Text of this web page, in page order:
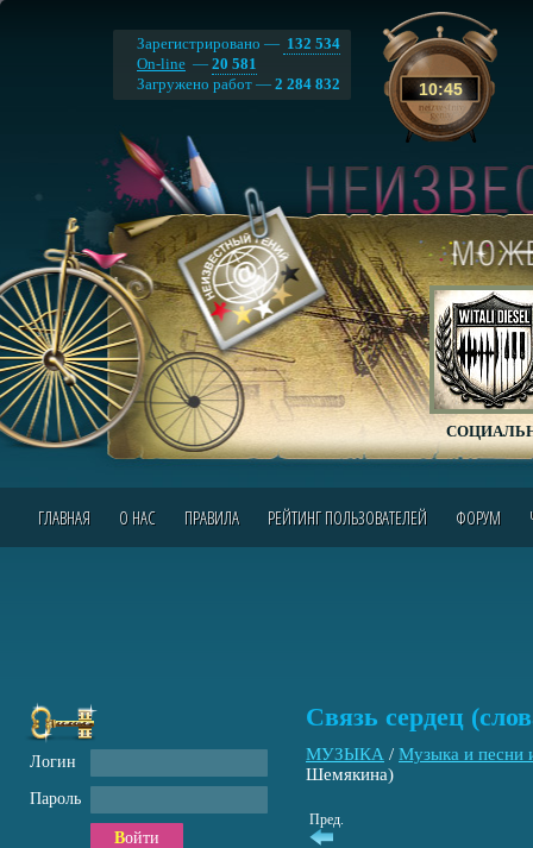
10:45
Зарегистрировано — 132 534
On-line — 20 581
Загружено работ — 2 284 832
ГЛАВНАЯ О НАС ПРАВИЛА РЕЙТИНГ ПОЛЬЗОВАТЕЛЕЙ ФОРУМ
Связь сердец
МУЗЫКА / Музыка и
Шемякина)
Пред.
Логин
Пароль
Войти